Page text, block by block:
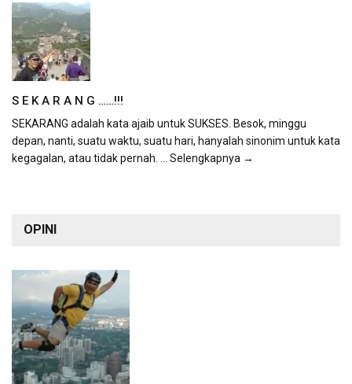
S E K A R A N G ……!!!
SEKARANG adalah kata ajaib untuk SUKSES. Besok, minggu
depan, nanti, suatu waktu, suatu hari, hanyalah sinonim untuk kata
kegagalan, atau tidak pernah. ... Selengkapnya →
OPINI